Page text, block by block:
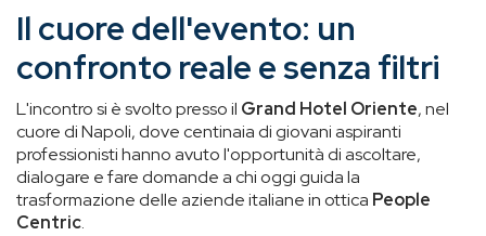
Il cuore dell'evento: un
confronto reale e senza filtri
L'incontro si è svolto presso il Grand Hotel Oriente, nel
cuore di Napoli, dove centinaia di giovani aspiranti
professionisti hanno avuto l'opportunità di ascoltare,
dialogare e fare domande a chi oggi guida la
trasformazione delle aziende italiane in ottica People
Centric.